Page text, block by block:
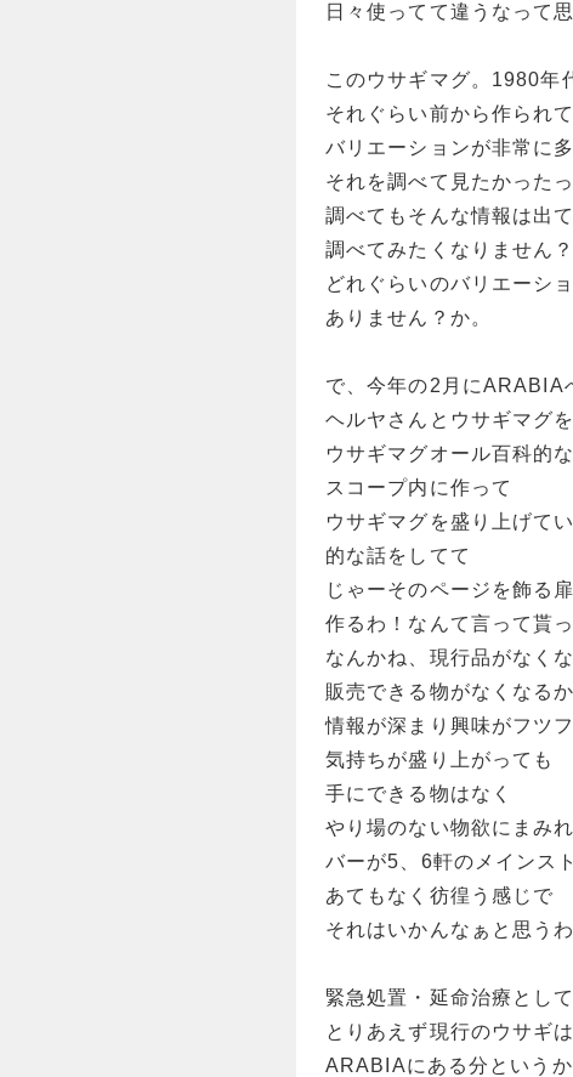
日々使ってて違うなって思
このウサギマグ。1980年
それぐらい前から作られ
バリエーションが非常に
それを調べて見たかった
調べてもそんな情報は出
調べてみたくなりません
どれぐらいのバリエーシ
ありません？か。
で、今年の2月にARABIA
ヘルヤさんとウサギマグ
ウサギマグオール百科的
スコープ内に作って
ウサギマグを盛り上げてい
的な話をしてて
じゃーそのページを飾る
作るわ！なんて言って貰
なんかね、現行品がなく
販売できる物がなくなる
情報が深まり興味がフツ
気持ちが盛り上がっても
手にできる物はなく
やり場のない物欲にまみ
バーが5、6軒のメインス
あてもなく彷徨う感じで
それはいかんなぁと思うわ
緊急処置・延命治療として
とりあえず現行のウサギは
ARABIAにある分というか